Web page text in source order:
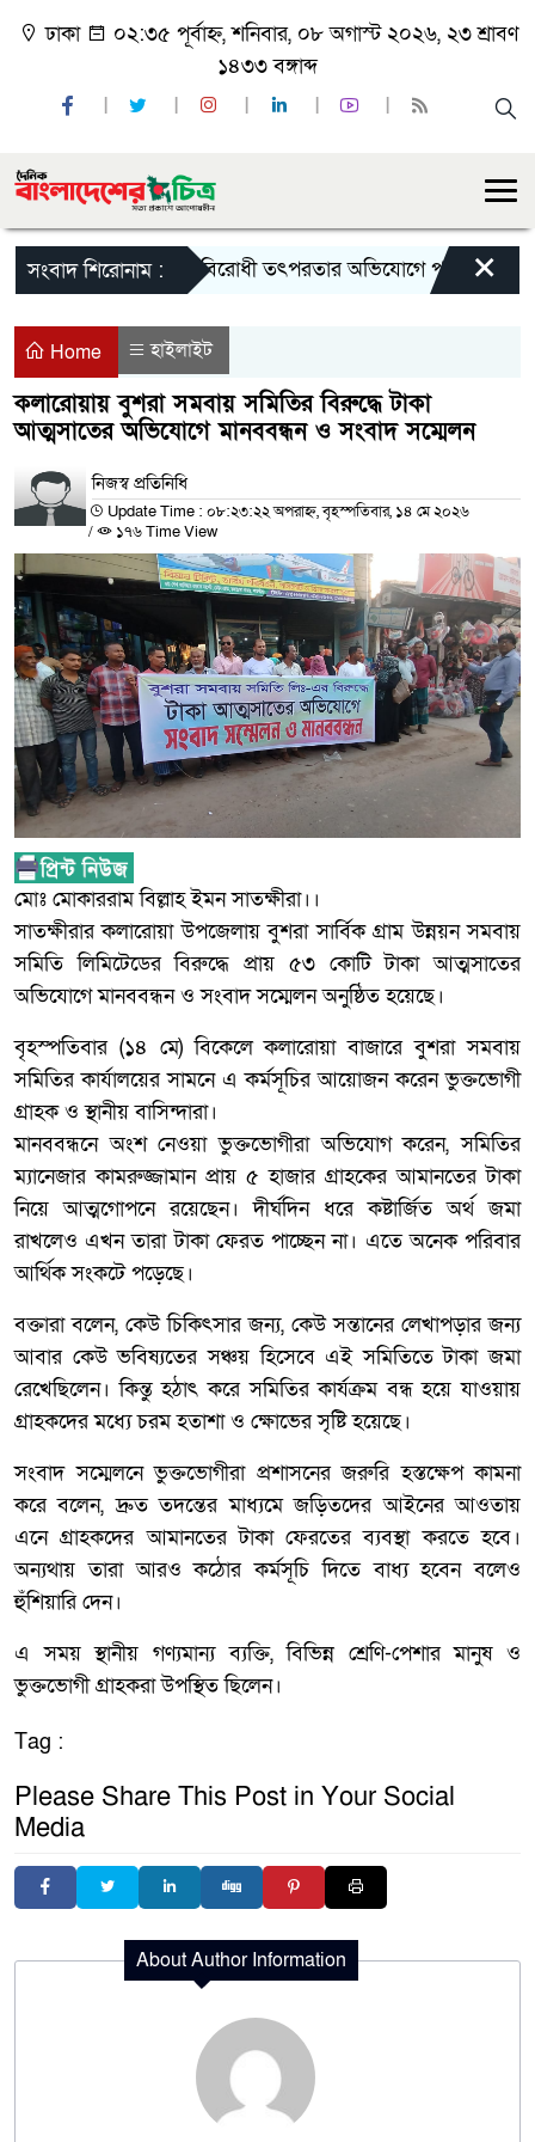
ঢাকা
০২:৩৫ পূর্বাহ্ন, শনিবার, ০৮ অগাস্ট ২০২৬, ২৩ শ্রাবণ
১৪৩৩ বঙ্গাব্দ
সংবাদ শিরোনাম :রাষ্ট্রবিরোধী তৎপরতার অভিযোগে পবিপ্রবির×
Home হাইলাইট
কলারোয়ায় বুশরা সমবায় সমিতির বিরুদ্ধে টাকা
আত্মসাতের অভিযোগে মানববন্ধন ও সংবাদ সম্মেলন
নিজস্ব প্রতিনিধি
Update Time : ০৮:২৩:২২ অপরাহ্ন, বৃহস্পতিবার, ১৪ মে ২০২৬
/
১৭৬ Time View
মোঃ মোকাররাম বিল্লাহ ইমন সাতক্ষীরা।।
সাতক্ষীরার কলারোয়া উপজেলায় বুশরা সার্বিক গ্রাম উন্নয়ন সমবায়
সমিতি লিমিটেডের বিরুদ্ধে প্রায় ৫৩ কোটি টাকা আত্মসাতের
অভিযোগে মানববন্ধন ও সংবাদ সম্মেলন অনুষ্ঠিত হয়েছে।
বৃহস্পতিবার (১৪ মে) বিকেলে কলারোয়া বাজারে বুশরা সমবায়
সমিতির কার্যালয়ের সামনে এ কর্মসূচির আয়োজন করেন ভুক্তভোগী
গ্রাহক ও স্থানীয় বাসিন্দারা।
মানববন্ধনে অংশ নেওয়া ভুক্তভোগীরা অভিযোগ করেন, সমিতির
ম্যানেজার কামরুজ্জামান প্রায় ৫ হাজার গ্রাহকের আমানতের টাকা
নিয়ে আত্মগোপনে রয়েছেন। দীর্ঘদিন ধরে কষ্টার্জিত অর্থ জমা
রাখলেও এখন তারা টাকা ফেরত পাচ্ছেন না। এতে অনেক পরিবার
আর্থিক সংকটে পড়েছে।
বক্তারা বলেন, কেউ চিকিৎসার জন্য, কেউ সন্তানের লেখাপড়ার জন্য
আবার কেউ ভবিষ্যতের সঞ্চয় হিসেবে এই সমিতিতে টাকা জমা
রেখেছিলেন। কিন্তু হঠাৎ করে সমিতির কার্যক্রম বন্ধ হয়ে যাওয়ায়
গ্রাহকদের মধ্যে চরম হতাশা ও ক্ষোভের সৃষ্টি হয়েছে।
সংবাদ সম্মেলনে ভুক্তভোগীরা প্রশাসনের জরুরি হস্তক্ষেপ কামনা
করে বলেন, দ্রুত তদন্তের মাধ্যমে জড়িতদের আইনের আওতায়
এনে গ্রাহকদের আমানতের টাকা ফেরতের ব্যবস্থা করতে হবে।
অন্যথায় তারা আরও কঠোর কর্মসূচি দিতে বাধ্য হবেন বলেও
হুঁশিয়ারি দেন।
এ সময় স্থানীয় গণ্যমান্য ব্যক্তি, বিভিন্ন শ্রেণি-পেশার মানুষ ও
ভুক্তভোগী গ্রাহকরা উপস্থিত ছিলেন।
Tag :
Please Share This Post in Your Social
Media
About Author Information